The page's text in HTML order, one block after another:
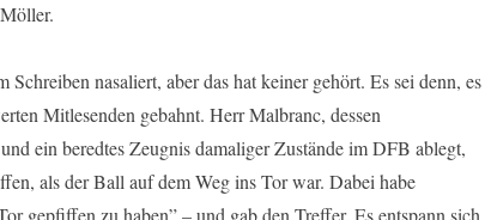
nasaliert, aber das hat keiner gehört. Es sei denn, es
Mitlesenden gebahnt. Herr Malbranc, dessen
ein beredtes Zeugnis damaliger Zustände im DFB ablegt,
als der Ball auf dem Weg ins Tor war. Dabei habe